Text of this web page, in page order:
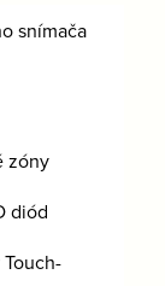
snímača
zóny
diód